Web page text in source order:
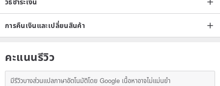
Taiwan buyers:
All shipments will be sent by SF Express, and an ID number is
working days after it is sent out. In some areas, the delivery time
การคืนเงินและเปลี่ยนสินค้า
คะแนนรีวิว
มีรีวิวบางส่วนแปลภาษาอัตโนมัติโดย Google เนื้อหาอาจไม่แม่นยำ